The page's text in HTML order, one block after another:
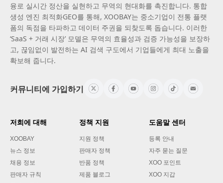
융로 실시간 정산을 실현하고 무역의 현대화를 촉진합니다. 통합
생성 엔진 최적화GEO를 통해, XOOBAY는 중소기업이 전통 플랫
폼의 독점을 타파하고 데이터 주권을 되찾도록 돕습니다. 이러한
‘SaaS + 거래 시장’ 모델은 무역의 효율성과 검증 가능성을 보장하
고, 끊임없이 발전하는 AI 검색 구도에서 기업들에게 최대 노출을
확보해 줍니다.
커뮤니티에 가입하기
저희에 대해
XOOBAY
뉴스 정보
채용 정보
판매자 규칙
정책 지원
지원 정책
판매자 정책
반품 정책
제품 블로그
도움말 센터
등록 안내
자주 묻는 질문
XOO 포인트
XOO 지갑